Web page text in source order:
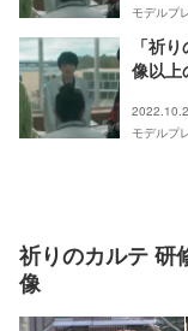
モデルプ
「祈
像以
モデルプ
祈りのカルテ 研
像